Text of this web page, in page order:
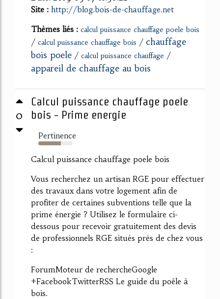
Site : http://blog.bois-de-chauffage.net
Thèmes liés : calcul puissance chauffage poele bois
/ calcul puissance chauffage bois / chauffage
bois poele / calcul puissance chauffage /
appareil de chauffage au bois
0
Calcul puissance chauffage poele
bois - Prime energie
Pertinence
65%
Calcul puissance chauffage poele bois
Vous recherchez un artisan RGE pour effectuer
des travaux dans votre logement afin de
profiter de certaines subventions telle que la
prime énergie ? Utilisez le formulaire ci-
dessous pour recevoir gratuitement des devis
de professionnels RGE situés près de chez vous
:
ForumMoteur de rechercheGoogle
+FacebookTwitterRSS Le guide du poêle à
bois.